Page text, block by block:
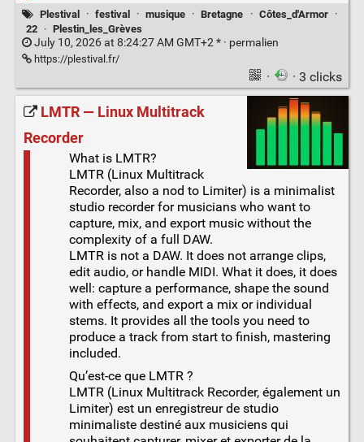
Plestival · festival · musique · Bretagne · Côtes_d'Armor
·
22
· Plestin_les_Grèves
July 10, 2026 at 8:24:27 AM GMT+2 * · permalien
https://plestival.fr/
· · 3 clicks
LMTR — Linux Multitrack
Recorder
What is LMTR?
LMTR (Linux Multitrack
Recorder, also a nod to Limiter) is a minimalist
studio recorder for musicians who want to
capture, mix, and export music without the
complexity of a full DAW.
LMTR is not a DAW. It does not arrange clips,
edit audio, or handle MIDI. What it does, it does
well: capture a performance, shape the sound
with effects, and export a mix or individual
stems. It provides all the tools you need to
produce a track from start to finish, mastering
included.
Qu’est-ce que LMTR ?
LMTR (Linux Multitrack Recorder, également un
Limiter) est un enregistreur de studio
minimaliste destiné aux musiciens qui